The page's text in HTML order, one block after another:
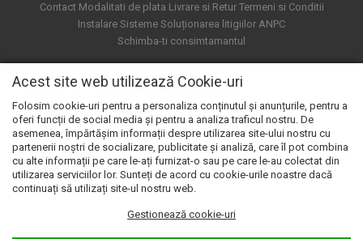
Contact Modalitati de plata Livrare si Retur Termeni si Conditii
Instalare Sisteme Soluționarea litigiilor ANPC
Schimba-ti consimtamantul
Acest site web utilizează Cookie-uri
Folosim cookie-uri pentru a personaliza conținutul și anunțurile, pentru a
oferi funcții de social media și pentru a analiza traficul nostru. De
asemenea, împărtășim informații despre utilizarea site-ului nostru cu
partenerii noștri de socializare, publicitate și analiză, care îl pot combina
cu alte informații pe care le-ați furnizat-o sau pe care le-au colectat din
utilizarea serviciilor lor. Sunteți de acord cu cookie-urile noastre dacă
continuați să utilizați site-ul nostru web.
Gestionează cookie-uri